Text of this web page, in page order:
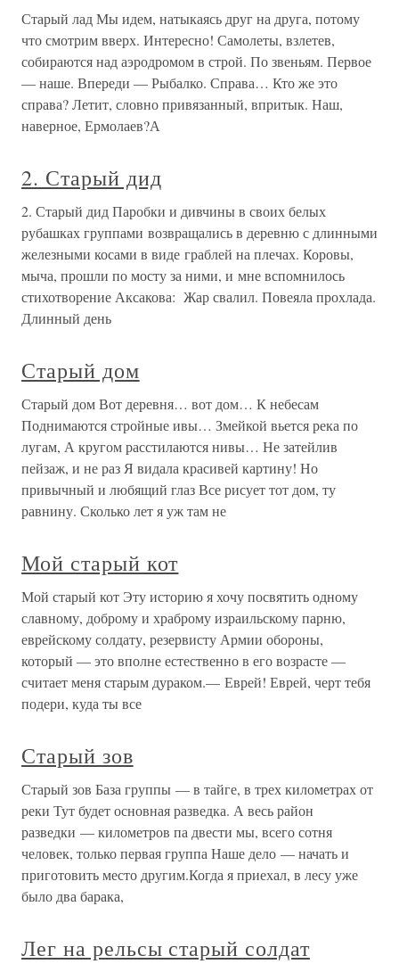
Старый лад Мы идем, натыкаясь друг на друга, потому
что смотрим вверх. Интересно! Самолеты, взлетев,
собираются над аэродромом в строй. По звеньям. Первое
— наше. Впереди — Рыбалко. Справа… Кто же это
справа? Летит, словно привязанный, впритык. Наш,
наверное, Ермолаев?А
2. Старый дид
2. Старый дид Паробки и дивчины в своих белых
рубашках группами возвращались в деревню с длинными
железными косами в виде граблей на плечах. Коровы,
мыча, прошли по мосту за ними, и мне вспомнилось
стихотворение Аксакова: Жар свалил. Повеяла прохлада.
Длинный день
Старый дом
Старый дом Вот деревня… вот дом… К небесам
Поднимаются стройные ивы… Змейкой вьется река по
лугам, А кругом расстилаются нивы… Не затейлив
пейзаж, и не раз Я видала красивей картину! Но
привычный и любящий глаз Все рисует тот дом, ту
равнину. Сколько лет я уж там не
Мой старый кот
Мой старый кот Эту историю я хочу посвятить одному
славному, доброму и храброму израильскому парню,
еврейскому солдату, резервисту Армии обороны,
который — это вполне естественно в его возрасте —
считает меня старым дураком.— Еврей! Еврей, черт тебя
подери, куда ты все
Старый зов
Старый зов База группы — в тайге, в трех километрах от
реки Тут будет основная разведка. А весь район
разведки — километров па двести мы, всего сотня
человек, только первая группа Наше дело — начать и
приготовить место другим.Когда я приехал, в лесу уже
было два барака,
Лег на рельсы старый солдат